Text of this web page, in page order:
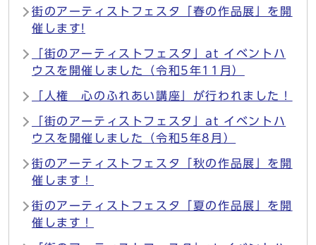
街のアーティストフェスタ「春の作品展」を開
催します!
「街のアーティストフェスタ」at イベントハ
ウスを開催しました（令和5年11月）
「人権 心のふれあい講座」が行われました！
「街のアーティストフェスタ」at イベントハ
ウスを開催しました（令和5年8月）
街のアーティストフェスタ「秋の作品展」を開
催します！
街のアーティストフェスタ「夏の作品展」を開
催します！